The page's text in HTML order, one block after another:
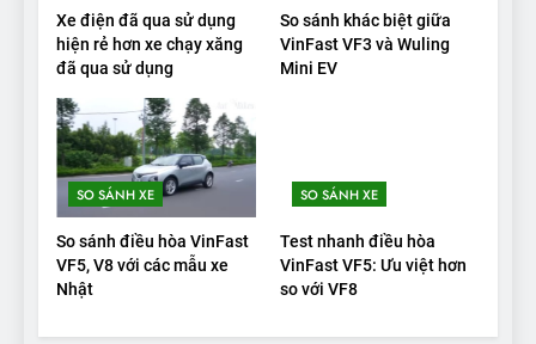
Xe điện đã qua sử dụng
hiện rẻ hơn xe chạy xăng
đã qua sử dụng
So sánh khác biệt giữa
VinFast VF3 và Wuling
Mini EV
SO SÁNH XE
So sánh điều hòa VinFast
VF5, V8 với các mẫu xe
Nhật
SO SÁNH XE
Test nhanh điều hòa
VinFast VF5: Ưu việt hơn
so với VF8
20
Đánh giá: Người đam mê xe
điện Hyundai Ioniq 5 N 2025
1
Xe tốt nhất để mua năm
2025: Green Car Reports
nêu tên 5 người vào chung
kết – Mỹ
ĐÁNH GIÁ XE